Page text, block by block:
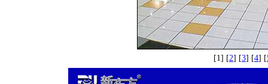
[1] [2] [3] [4] [